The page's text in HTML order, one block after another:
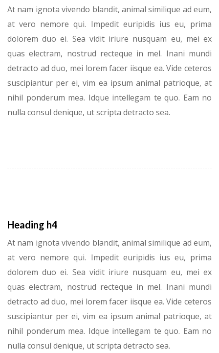
At nam ignota vivendo blandit, animal similique ad eum,
at vero nemore qui. Impedit euripidis ius eu, prima
dolorem duo ei. Sea vidit iriure nusquam eu, mei ex
quas electram, nostrud recteque in mel. Inani mundi
detracto ad duo, mei lorem facer iisque ea. Vide ceteros
suscipiantur per ei, vim ea ipsum animal patrioque, at
nihil ponderum mea. Idque intellegam te quo. Eam no
nulla consul denique, ut scripta detracto sea.
Heading h4
At nam ignota vivendo blandit, animal similique ad eum,
at vero nemore qui. Impedit euripidis ius eu, prima
dolorem duo ei. Sea vidit iriure nusquam eu, mei ex
quas electram, nostrud recteque in mel. Inani mundi
detracto ad duo, mei lorem facer iisque ea. Vide ceteros
suscipiantur per ei, vim ea ipsum animal patrioque, at
nihil ponderum mea. Idque intellegam te quo. Eam no
nulla consul denique, ut scripta detracto sea.